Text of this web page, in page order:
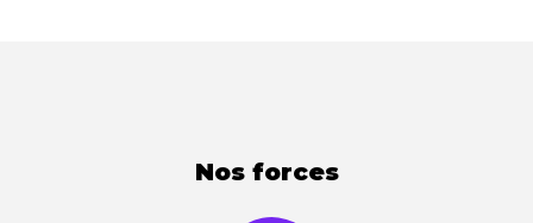
Nos forces